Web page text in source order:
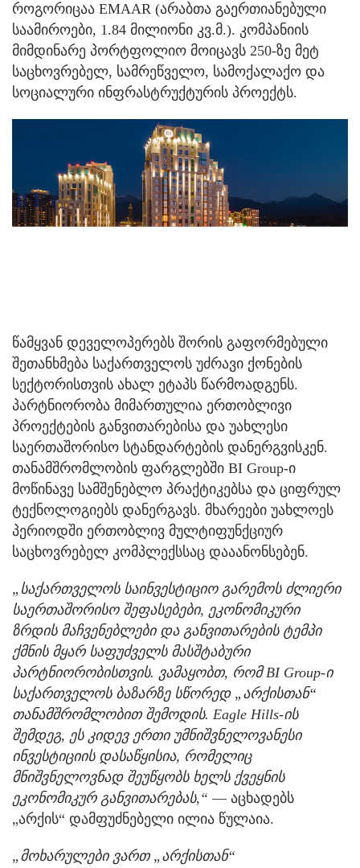
როგორიცაა EMAAR (არაბთა გაერთიანებული
საამიროები, 1.84 მილიონი კვ.მ.). კომპანიის
მიმდინარე პორტფოლიო მოიცავს 250-ზე მეტ
საცხოვრებელ, სამრეწველო, სამოქალაქო და
სოციალური ინფრასტრუქტურის პროექტს.
წამყვან დეველოპერებს შორის გაფორმებული
შეთანხმება საქართველოს უძრავი ქონების
სექტორისთვის ახალ ეტაპს წარმოადგენს.
პარტნიორობა მიმართულია ერთობლივი
პროექტების განვითარებისა და უახლესი
საერთაშორისო სტანდარტების დანერგვისკენ.
თანამშრომლობის ფარგლებში BI Group-ი
მოწინავე სამშენებლო პრაქტიკებსა და ციფრულ
ტექნოლოგიებს დანერგავს. მხარეები უახლოეს
პერიოდში ერთობლივ მულტიფუნქციურ
საცხოვრებელ კომპლექსსაც დააანონსებენ.
„საქართველოს საინვესტიციო გარემოს ძლიერი
საერთაშორისო შეფასებები, ეკონომიკური
ზრდის მაჩვენებლები და განვითარების ტემპი
ქმნის მყარ საფუძველს მასშტაბური
პარტნიორობისთვის. ვამაყობთ, რომ BI Group-ი
საქართველოს ბაზარზე სწორედ „არქისთან“
თანამშრომლობით შემოდის. Eagle Hills-ის
შემდეგ, ეს კიდევ ერთი უმნიშვნელოვანესი
ინვესტიციის დასაწყისია, რომელიც
მნიშვნელოვნად შეუწყობს ხელს ქვეყნის
ეკონომიკურ განვითარებას,“ — აცხადებს
„არქის“ დამფუძნებელი ილია წულაია.
„მოხარულები ვართ „არქისთან“